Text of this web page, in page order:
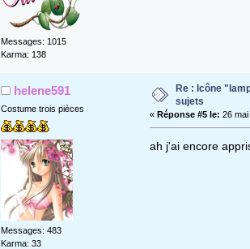
Messages: 1015
Karma: 138
helene591
Costume trois pièces
Messages: 483
Karma: 33
Re : Icône
sujets
« Réponse #5 le: 26
ah j'ai encore